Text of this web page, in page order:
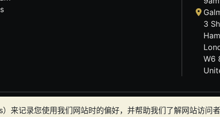
来记录您使用我们网站时的偏好，并帮助我们了解网站访问
3
W6
金条是否适合您。